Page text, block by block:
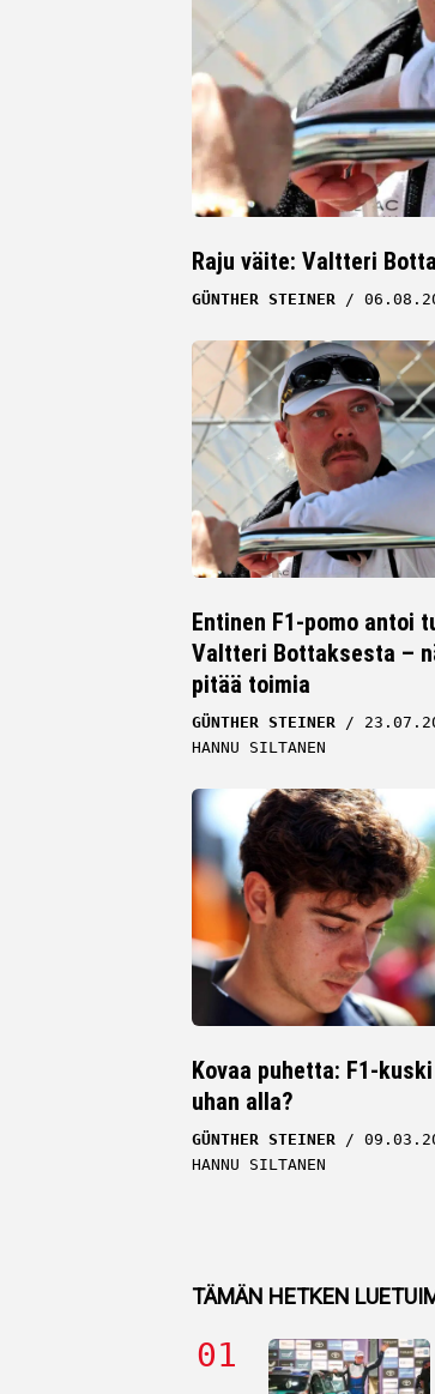
Raju väite: Valtteri
GÜNTHER STEINER
Entinen F1-pomo antoi
Valtteri Bottaksesta –
pitää toimia
GÜNTHER STEINER
HANNU SILTANEN
Kovaa puhetta: F1-
uhan alla?
GÜNTHER STEINER
HANNU SILTANEN
TÄMÄN HETKEN